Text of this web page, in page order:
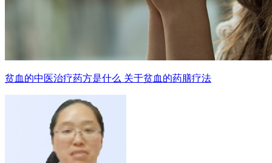
贫血的中医治疗药方是什么 关于贫血的药膳疗法